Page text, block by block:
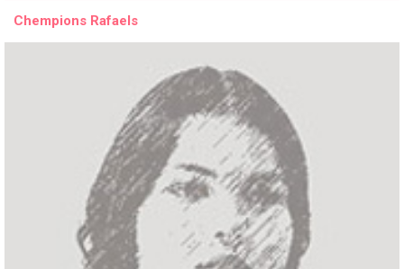
Chempions Rafaels